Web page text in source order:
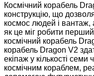
Космічний корабель
конструкцію, що
космос людей і вантаж,
як це міг робити
космічний корабель
корабель Dragon V2
екіпаж у кількості семи
космічним кораблем,